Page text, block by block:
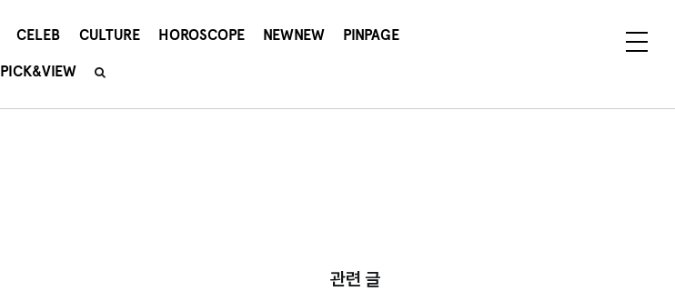
CELEB CULTURE HOROSCOPE NEWNEW PINPAGE
PICK&VIEW
관련 글